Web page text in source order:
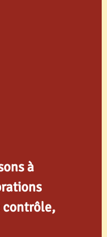
à
contrôle,